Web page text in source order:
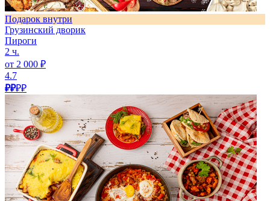
Подарок внутри
Грузинский дворик
Пироги
2 ч.
от 2 000 ₽
4.7
₽₽₽₽